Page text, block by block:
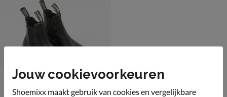
Jouw cookievoorkeuren
Shoemixx maakt gebruik van cookies en vergelijkbare